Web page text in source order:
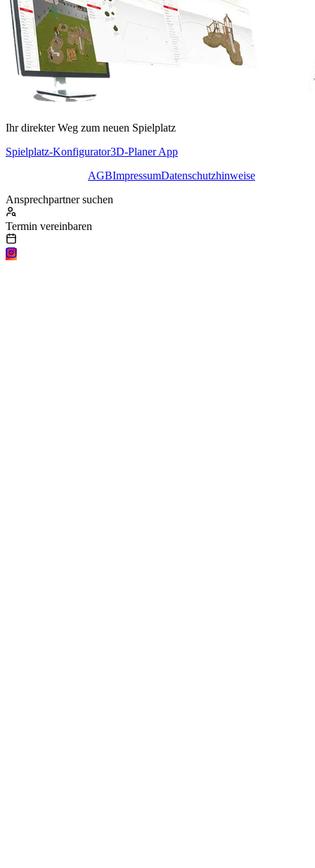
Ihr direkter Weg zum neuen Spielplatz
Spielplatz-Konfigurator3D-Planer App
AGBImpressumDatenschutzhinweise
Ansprechpartner suchen
Termin vereinbaren